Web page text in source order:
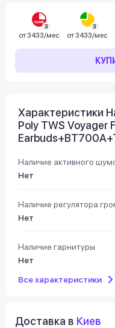
3
от3433/мес
3
от3433/мес
Характеристики
Poly TWS Voyager
Наличие активного
Нет
Наличие регулятора
Нет
Наличие гарнитуры
Нет
Все характеристики
Доставка в Киев